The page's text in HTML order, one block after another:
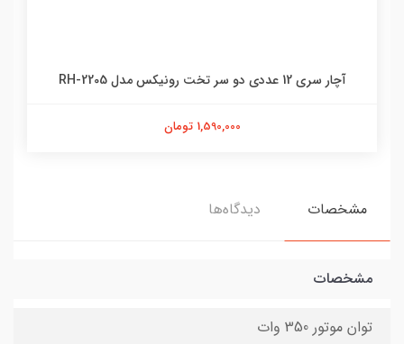
آچار سری 12 عددی دو سر تخت رونیکس مدل RH-2205
1,590,000 تومان
مشخصات دیدگاه‌ها
مشخصات
توان موتور 350 وات